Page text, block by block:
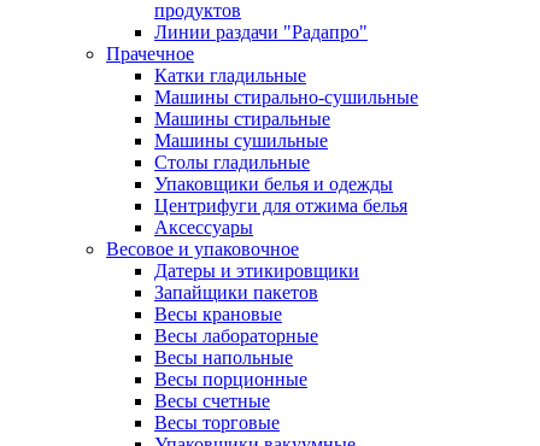
продуктов
Линии раздачи "Радапро"
Прачечное
Катки гладильные
Машины стирально-сушильные
Машины стиральные
Машины сушильные
Столы гладильные
Упаковщики белья и одежды
Центрифуги для отжима белья
Аксессуары
Весовое и упаковочное
Датеры и этикировщики
Запайщики пакетов
Весы крановые
Весы лабораторные
Весы напольные
Весы порционные
Весы счетные
Весы торговые